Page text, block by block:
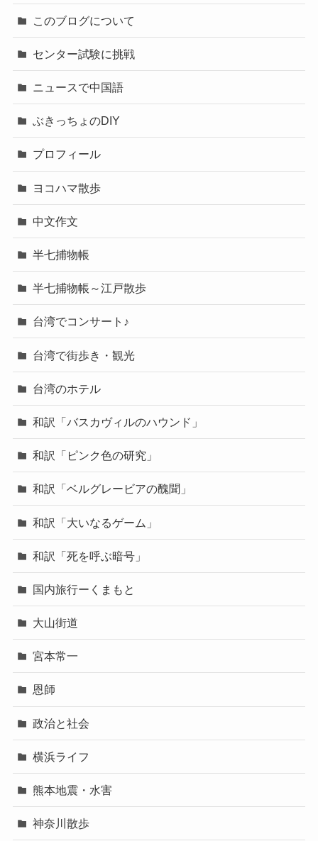
このブログについて
センター試験に挑戦
ニュースで中国語
ぶきっちょのDIY
プロフィール
ヨコハマ散歩
中文作文
半七捕物帳
半七捕物帳～江戸散歩
台湾でコンサート♪
台湾で街歩き・観光
台湾のホテル
和訳「バスカヴィルのハウンド」
和訳「ピンク色の研究」
和訳「ベルグレービアの醜聞」
和訳「大いなるゲーム」
和訳「死を呼ぶ暗号」
国内旅行ーくまもと
大山街道
宮本常一
恩師
政治と社会
横浜ライフ
熊本地震・水害
神奈川散歩